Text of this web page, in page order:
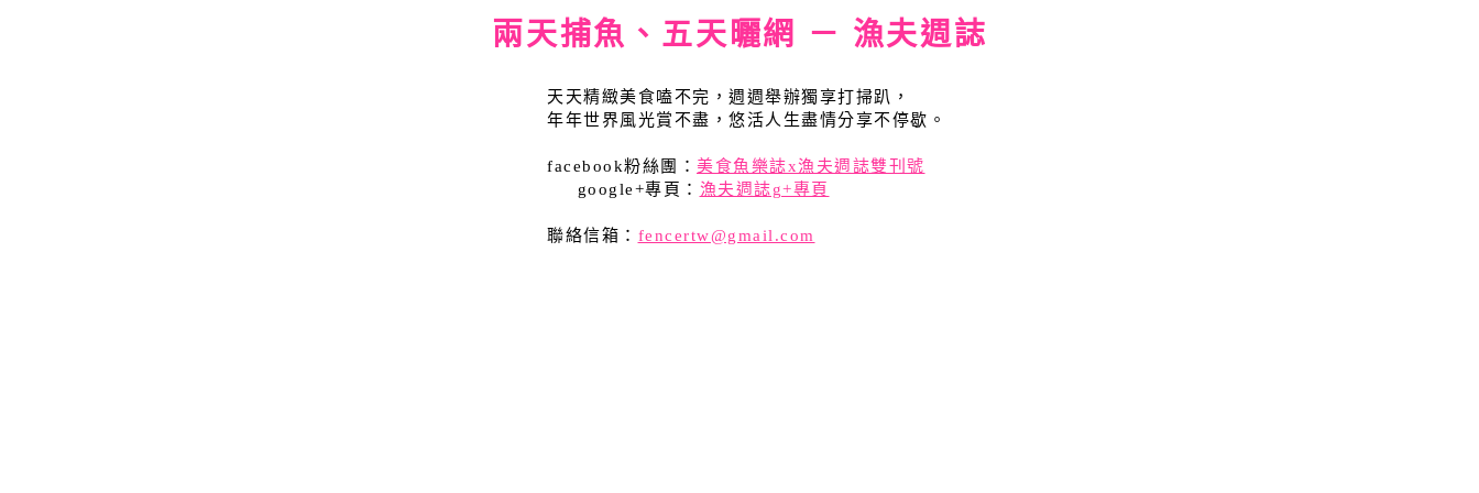
兩天捕魚、五天曬網 － 漁夫週誌
天天精緻美食嗑不完，週週舉辦獨享打掃趴，
年年世界風光賞不盡，悠活人生盡情分享不停歇。
facebook粉絲團： 美食魚樂誌x漁夫週誌雙刊號
google+專頁： 漁夫週誌g+專頁
聯絡信箱： fencertw@gmail.com